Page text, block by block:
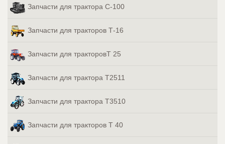
Запчасти для трактора С-100
Запчасти для тракторов Т-16
Запчасти для тракторовТ 25
Запчасти для трактора Т2511
Запчасти для трактора Т3510
Запчасти для тракторов Т 40